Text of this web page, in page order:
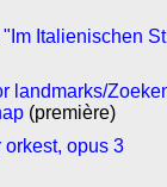
"Im Italienischen
landmarks/
(première)
orkest, opus 3